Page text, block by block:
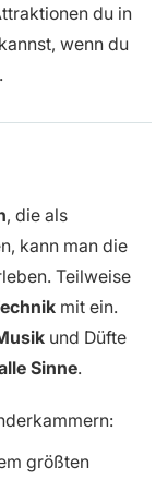
du in
wenn du
, die als
kann man die
Teilweise
mit ein.
und Düfte
Sinne.
größten